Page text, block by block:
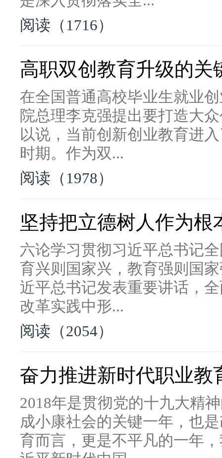
阅读（1716）
高职双创教育升级的关
在全国普通高校毕业生就业
院总理李克强提出要打造大
以说，当前创新创业教育进
时期。作为双...
阅读（1978）
坚持把立德树人作为根
六论学习贯彻习近平总书记
育兴则国家兴，教育强则国
近平总书记发表重要讲话，
改革实践中形...
阅读（2054）
奋力推进新时代职业教
2018年是贯彻党的十九大精
成小康社会的关键一年，也
育而言，更是不平凡的一年